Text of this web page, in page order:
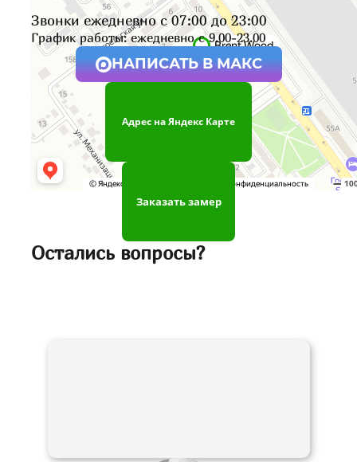
Звонки ежедневно с 07:00 до 23:00
График работы: ежедневно с 9.00-23.00
НАПИСАТЬ В МАКС
Адрес на Яндекс Карте
Заказать замер
Остались вопросы?